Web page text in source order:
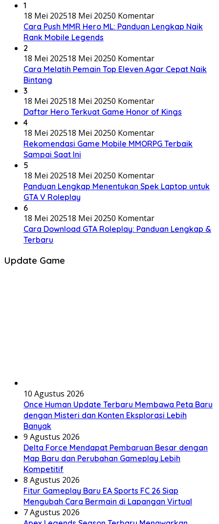
1
18 Mei 202518 Mei 20250 Komentar
Cara Push MMR Hero ML: Panduan Lengkap Naik
Rank Mobile Legends
2
18 Mei 202518 Mei 20250 Komentar
Cara Melatih Pemain Top Eleven Agar Cepat Naik
Bintang
3
18 Mei 202518 Mei 20250 Komentar
Daftar Hero Terkuat Game Honor of Kings
4
18 Mei 202518 Mei 20250 Komentar
Rekomendasi Game Mobile MMORPG Terbaik
Sampai Saat Ini
5
18 Mei 202518 Mei 20250 Komentar
Panduan Lengkap Menentukan Spek Laptop untuk
GTA V Roleplay
6
18 Mei 202518 Mei 20250 Komentar
Cara Download GTA Roleplay: Panduan Lengkap &
Terbaru
Update Game
10 Agustus 2026
Once Human Update Terbaru Membawa Peta Baru
dengan Misteri dan Konten Eksplorasi Lebih
Banyak
9 Agustus 2026
Delta Force Mendapat Pembaruan Besar dengan
Map Baru dan Perubahan Gameplay Lebih
Kompetitif
8 Agustus 2026
Fitur Gameplay Baru EA Sports FC 26 Siap
Mengubah Cara Bermain di Lapangan Virtual
7 Agustus 2026